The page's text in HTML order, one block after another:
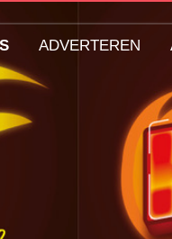
ADVERTEREN